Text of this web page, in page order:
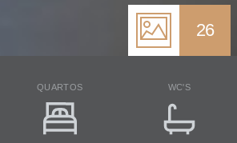
26
QUARTOS WC'S